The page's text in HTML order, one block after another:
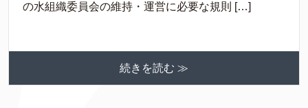
の水組織委員会の維持・運営に必要な規則 […]
続きを読む ≫